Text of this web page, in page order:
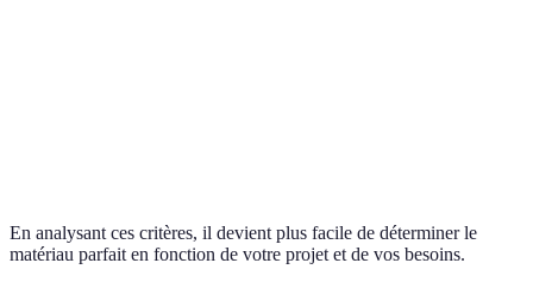
En analysant ces critères, il devient plus facile de déterminer le
matériau parfait en fonction de votre projet et de vos besoins.